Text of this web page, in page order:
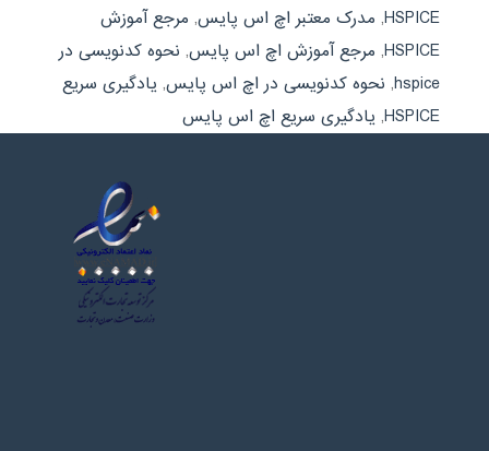
HSPICE
, مدرک معتبر اچ اس پایس, مرجع آموزش
HSPICE
, مرجع آموزش اچ اس پایس, نحوه کدنویسی در
hspice
, نحوه کدنویسی در اچ اس پایس, یادگیری سریع
HSPICE
, یادگیری سریع اچ اس پایس